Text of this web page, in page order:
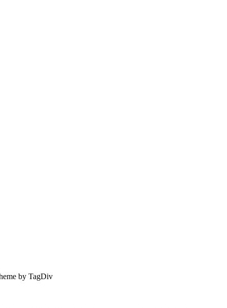
by TagDiv